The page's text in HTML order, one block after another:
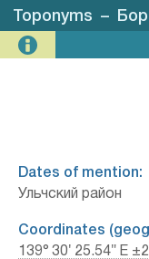
Toponyms –
Dates of mention:
Ульчский район
Coordinates
139° 30′ 25.54″ E